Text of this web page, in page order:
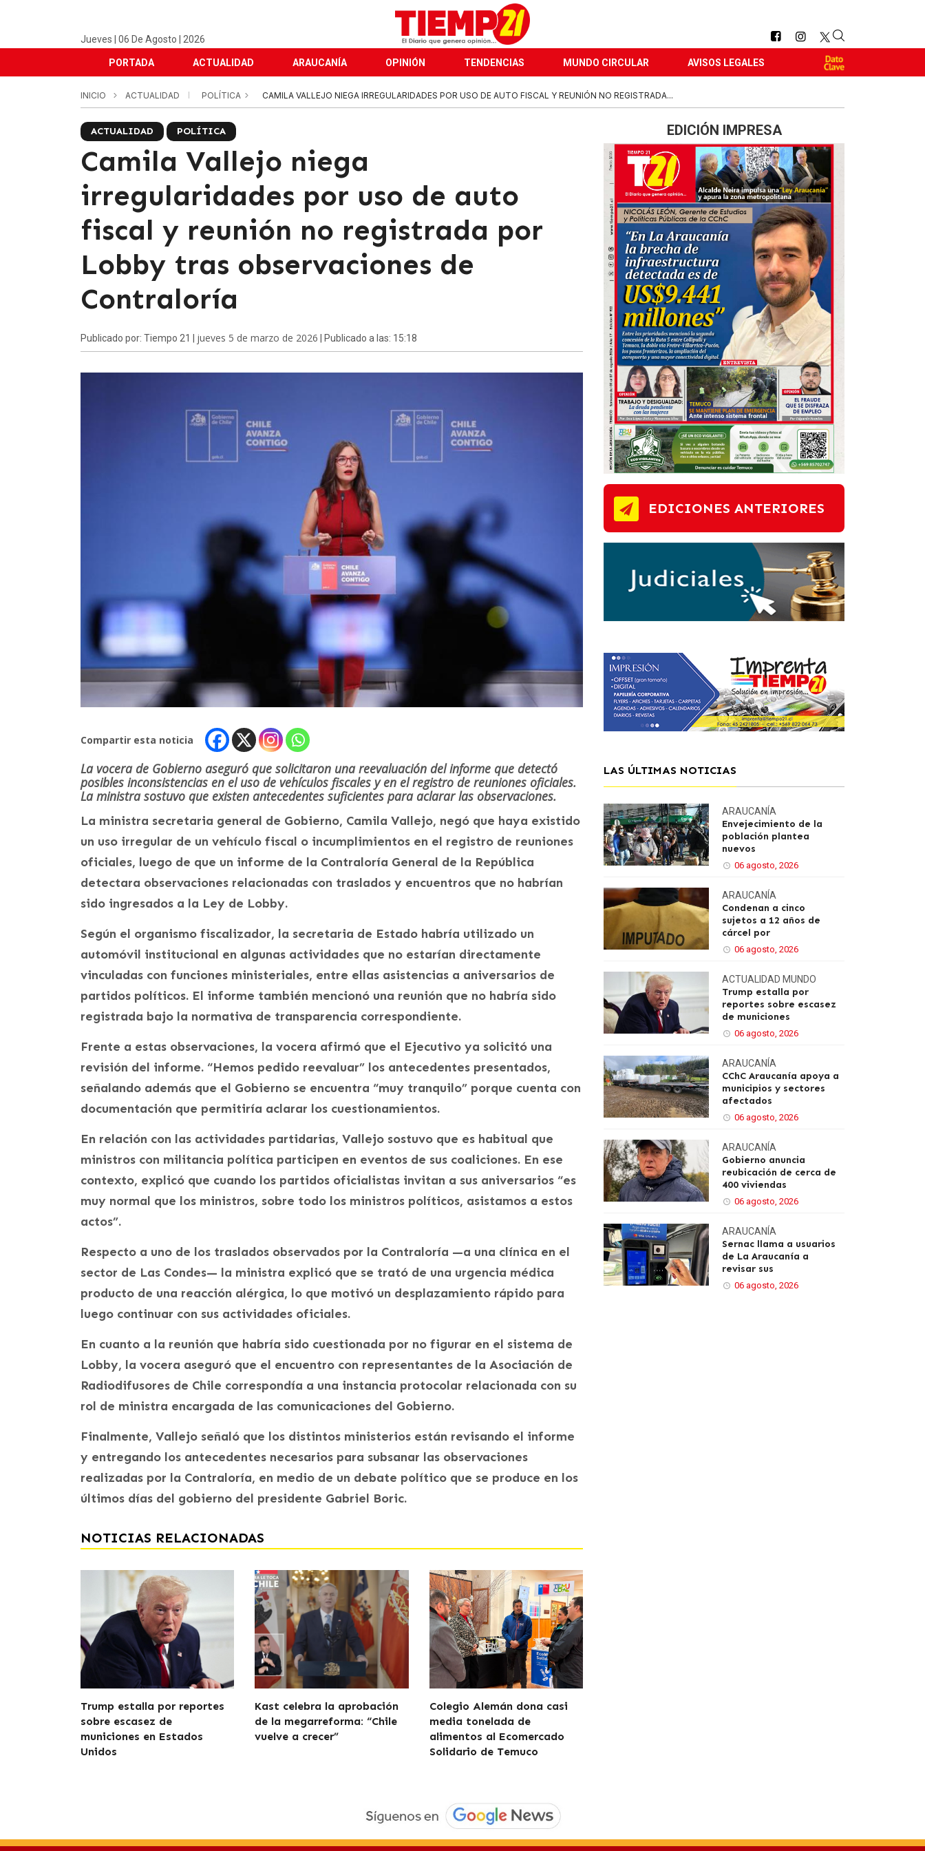
Jueves | 06 De Agosto | 2026
PORTADA ACTUALIDAD ARAUCANÍA OPINIÓN TENDENCIAS MUNDO CIRCULAR AVISOS LEGALES
INICIO ACTUALIDAD POLÍTICA CAMILA VALLEJO NIEGA IRREGULARIDADES POR USO DE AUTO FISCAL Y REUNIÓN NO REGISTRADA...
ACTUALIDAD POLÍTICA
Camila Vallejo niega
irregularidades por uso de auto
fiscal y reunión no registrada por
Lobby tras observaciones de
Contraloría
Publicado por: Tiempo 21 | jueves 5 de marzo de 2026 | Publicado a las: 15:18
Compartir esta noticia
La vocera de Gobierno aseguró que solicitaron una reevaluación del informe que detectó
posibles inconsistencias en el uso de vehículos fiscales y en el registro de reuniones oficiales.
La ministra sostuvo que existen antecedentes suficientes para aclarar las observaciones.
La ministra secretaria general de Gobierno, Camila Vallejo, negó que haya existido
un uso irregular de un vehículo fiscal o incumplimientos en el registro de reuniones
oficiales, luego de que un informe de la Contraloría General de la República
detectara observaciones relacionadas con traslados y encuentros que no habrían
sido ingresados a la Ley de Lobby.
Según el organismo fiscalizador, la secretaria de Estado habría utilizado un
automóvil institucional en algunas actividades que no estarían directamente
vinculadas con funciones ministeriales, entre ellas asistencias a aniversarios de
partidos políticos. El informe también mencionó una reunión que no habría sido
registrada bajo la normativa de transparencia correspondiente.
Frente a estas observaciones, la vocera afirmó que el Ejecutivo ya solicitó una
revisión del informe. “Hemos pedido reevaluar” los antecedentes presentados,
señalando además que el Gobierno se encuentra “muy tranquilo” porque cuenta con
documentación que permitiría aclarar los cuestionamientos.
En relación con las actividades partidarias, Vallejo sostuvo que es habitual que
ministros con militancia política participen en eventos de sus coaliciones. En ese
contexto, explicó que cuando los partidos oficialistas invitan a sus aniversarios “es
muy normal que los ministros, sobre todo los ministros políticos, asistamos a estos
actos”.
Respecto a uno de los traslados observados por la Contraloría —a una clínica en el
sector de Las Condes— la ministra explicó que se trató de una urgencia médica
producto de una reacción alérgica, lo que motivó un desplazamiento rápido para
luego continuar con sus actividades oficiales.
En cuanto a la reunión que habría sido cuestionada por no figurar en el sistema de
Lobby, la vocera aseguró que el encuentro con representantes de la Asociación de
Radiodifusores de Chile correspondía a una instancia protocolar relacionada con su
rol de ministra encargada de las comunicaciones del Gobierno.
Finalmente, Vallejo señaló que los distintos ministerios están revisando el informe
y entregando los antecedentes necesarios para subsanar las observaciones
realizadas por la Contraloría, en medio de un debate político que se produce en los
últimos días del gobierno del presidente Gabriel Boric.
NOTICIAS RELACIONADAS
Trump estalla por reportes
sobre escasez de
municiones en Estados
Unidos
Kast celebra la aprobación
de la megarreforma: “Chile
vuelve a crecer”
Colegio Alemán dona casi
media tonelada de
alimentos al Ecomercado
Solidario de Temuco
EDICIÓN IMPRESA
EDICIONES ANTERIORES
LAS ÚLTIMAS NOTICIAS
ARAUCANÍA
Envejecimiento de la
población plantea
nuevos
06 agosto, 2026
ARAUCANÍA
Condenan a cinco
sujetos a 12 años de
cárcel por
06 agosto, 2026
ACTUALIDAD MUNDO
Trump estalla por
reportes sobre escasez
de municiones
06 agosto, 2026
ARAUCANÍA
CChC Araucanía apoya a
municipios y sectores
afectados
06 agosto, 2026
ARAUCANÍA
Gobierno anuncia
reubicación de cerca de
400 viviendas
06 agosto, 2026
ARAUCANÍA
Sernac llama a usuarios
de La Araucanía a
revisar sus
06 agosto, 2026